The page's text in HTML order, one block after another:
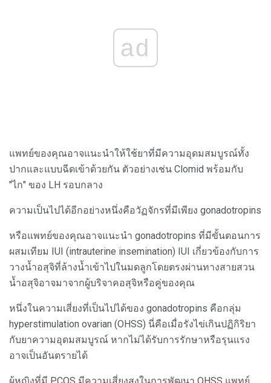
ad
แพทย์ของคุณอาจแนะนำให้ใช้ยาที่มีความอุดมสมบูรณ์ทั้ง
ปากและแบบฉีดเข้าด้วยกัน ตัวอย่างเช่น Clomid พร้อมกับ
"ไก" ของ LH รอบกลาง
ความเป็นไปได้อีกอย่างหนึ่งคือวัฏจักรที่มีเพียง gonadotropins
หรือแพทย์ของคุณอาจแนะนำ gonadotropins ที่มีขั้นตอนการ
ผสมเทียม IUI (intrauterine insemination) IUI เกี่ยวข้องกับการ
วางน้ำอสุจิที่ล้างน้ำเข้าไปในมดลูกโดยตรงผ่านทางสายสวน
น้ำอสุจิอาจมาจากผู้บริจาคอสุจิหรือคู่ของคุณ
หนึ่งในความเสี่ยงที่เป็นไปได้ของ gonadotropins คือกลุ่ม
hyperstimulation ovarian (OHSS) นี่คือเมื่อรังไข่เกินปฏิกิริยา
กับยาความอุดมสมบูรณ์ หากไม่ได้รับการรักษาหรือรุนแรง
อาจเป็นอันตรายได้